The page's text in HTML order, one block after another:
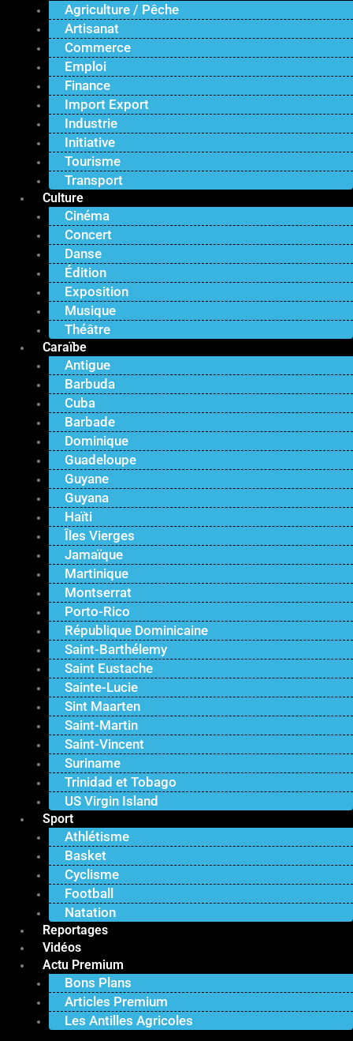
Agriculture / Pêche
Artisanat
Commerce
Emploi
Finance
Import Export
Industrie
Initiative
Tourisme
Transport
Culture
Cinéma
Concert
Danse
Édition
Exposition
Musique
Théâtre
Caraïbe
Antigue
Barbuda
Cuba
Barbade
Dominique
Guadeloupe
Guyane
Guyana
Haïti
Îles Vierges
Jamaïque
Martinique
Montserrat
Porto-Rico
République Dominicaine
Saint-Barthélemy
Saint Eustache
Sainte-Lucie
Sint Maarten
Saint-Martin
Saint-Vincent
Suriname
Trinidad et Tobago
US Virgin Island
Sport
Athlétisme
Basket
Cyclisme
Football
Natation
Reportages
Vidéos
Actu Premium
Bons Plans
Articles Premium
Les Antilles Agricoles